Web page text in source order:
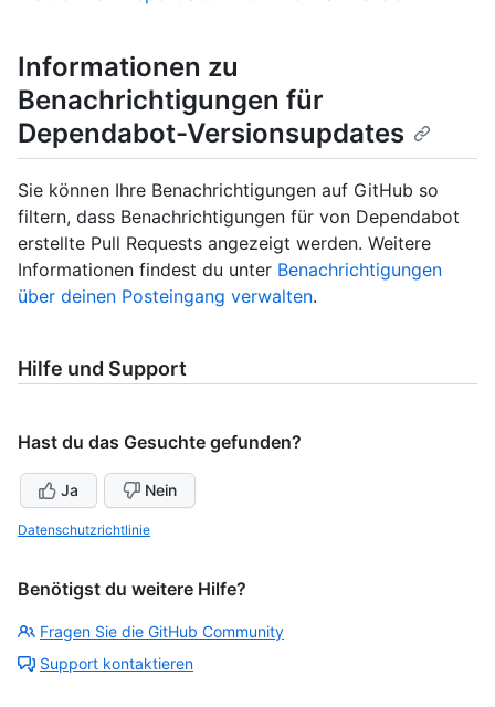
Informationen zu
Benachrichtigungen für
Dependabot-Versionsupdates
Sie können Ihre Benachrichtigungen auf GitHub so
filtern, dass Benachrichtigungen für von Dependabot
erstellte Pull Requests angezeigt werden. Weitere
Informationen findest du unter Benachrichtigungen
über deinen Posteingang verwalten.
Hilfe und Support
Hast du das Gesuchte gefunden?
Ja Nein
Datenschutzrichtlinie
Benötigst du weitere Hilfe?
Fragen Sie die GitHub Community
Support kontaktieren